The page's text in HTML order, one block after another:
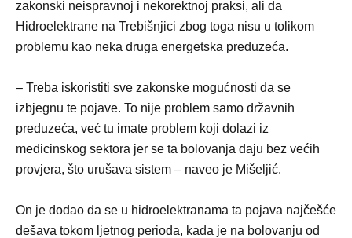
zakonski neispravnoj i nekorektnoj praksi, ali da
Hidroelektrane na Trebišnjici zbog toga nisu u tolikom
problemu kao neka druga energetska preduzeća.
– Treba iskoristiti sve zakonske mogućnosti da se
izbjegnu te pojave. To nije problem samo državnih
preduzeća, već tu imate problem koji dolazi iz
medicinskog sektora jer se ta bolovanja daju bez većih
provjera, što urušava sistem – naveo je Mišeljić.
On je dodao da se u hidroelektranama ta pojava najčešće
dešava tokom ljetnog perioda, kada je na bolovanju od